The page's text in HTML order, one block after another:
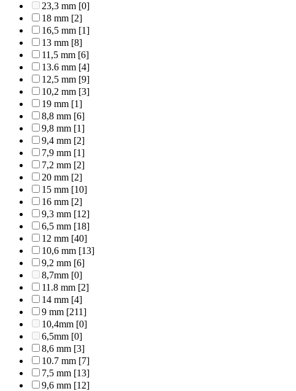
23,3 mm [0]
18 mm [2]
16,5 mm [1]
13 mm [8]
11,5 mm [6]
13.6 mm [4]
12,5 mm [9]
10,2 mm [3]
19 mm [1]
8,8 mm [6]
9,8 mm [1]
9,4 mm [2]
7,9 mm [1]
7,2 mm [2]
20 mm [2]
15 mm [10]
16 mm [2]
9,3 mm [12]
6,5 mm [18]
12 mm [40]
10,6 mm [13]
9,2 mm [6]
8,7mm [0]
11.8 mm [2]
14 mm [4]
9 mm [211]
10,4mm [0]
6,5mm [0]
8,6 mm [3]
10.7 mm [7]
7,5 mm [13]
9,6 mm [12]